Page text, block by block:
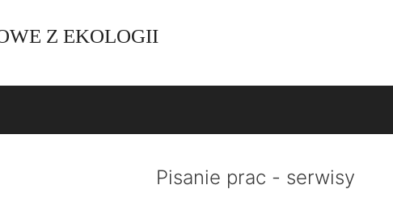
Z EKOLOGII
Pisanie prac - serwisy